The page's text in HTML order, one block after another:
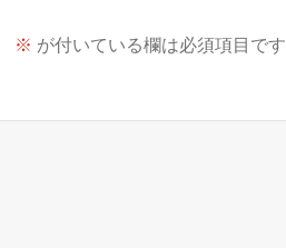
※ が付いている欄は必須項目です